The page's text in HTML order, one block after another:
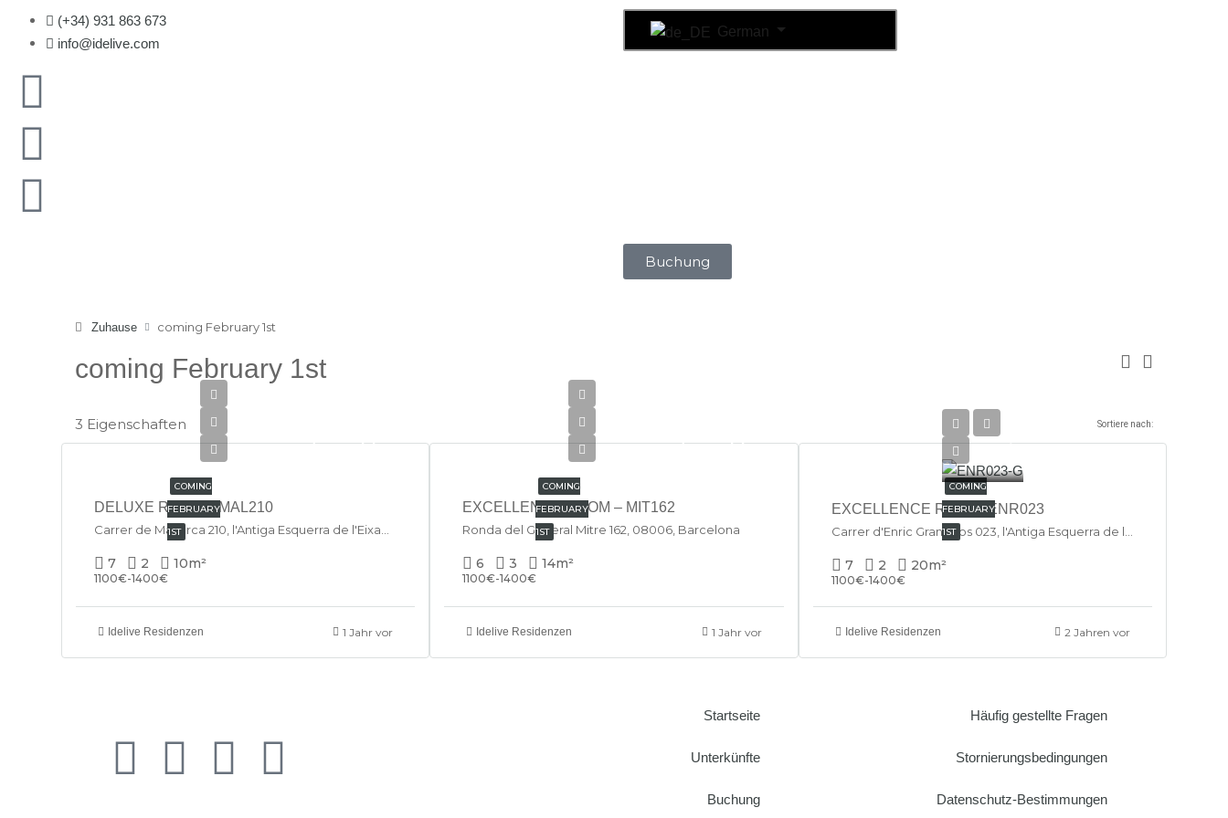
(+34) 931 863 673
info@idelive.com
German
Buchung
Zuhause coming February 1st
coming February 1st
3 Eigenschaften Sortiere nach:
COMING
FEBRUARY
1ST
€675/Monthly
DELUXE ROOM – MAL210
7 2 10m²
1100€-1400€
Idelive Residenzen 1 Jahr vor
COMING
FEBRUARY
1ST
€740/Monthly
EXCELLENCE ROOM – MIT162
Ronda del General Mitre 162, 08006, Barcelona
6 3 14m²
1100€-1400€
Idelive Residenzen 1 Jahr vor
COMING
FEBRUARY
1ST
EXCELLENCE ROOM- ENR023
7 2 20m²
1100€-1400€
Idelive Residenzen 2 Jahren vor
Startseite
Unterkünfte
Buchung
Häufig gestellte Fragen
Stornierungsbedingungen
Datenschutz-Bestimmungen